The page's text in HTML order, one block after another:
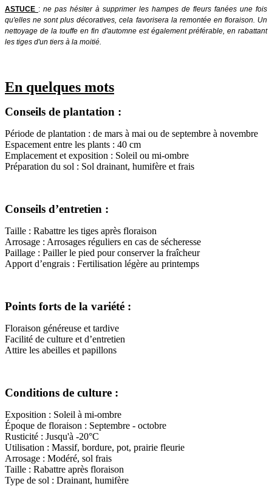
ASTUCE : ne pas hésiter à supprimer les hampes de fleurs fanées une fois
qu'elles ne sont plus décoratives, cela favorisera la remontée en floraison. Un
nettoyage de la touffe en fin d'automne est également préférable, en rabattant
les tiges d'un tiers à la moitié.
En quelques mots
Conseils de plantation :
Période de plantation : de mars à mai ou de septembre à novembre
Espacement entre les plants : 40 cm
Emplacement et exposition : Soleil ou mi-ombre
Préparation du sol : Sol drainant, humifère et frais
Conseils d’entretien :
Taille : Rabattre les tiges après floraison
Arrosage : Arrosages réguliers en cas de sécheresse
Paillage : Pailler le pied pour conserver la fraîcheur
Apport d’engrais : Fertilisation légère au printemps
Points forts de la variété :
Floraison généreuse et tardive
Facilité de culture et d’entretien
Attire les abeilles et papillons
Conditions de culture :
Exposition : Soleil à mi-ombre
Époque de floraison : Septembre - octobre
Rusticité : Jusqu'à -20°C
Utilisation : Massif, bordure, pot, prairie fleurie
Arrosage : Modéré, sol frais
Taille : Rabattre après floraison
Type de sol : Drainant, humifère